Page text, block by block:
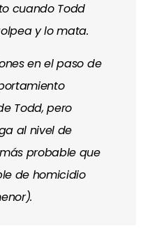
cuando Todd
y lo mata.
en el paso de
Todd, pero
al nivel de
probable que
de homicidio